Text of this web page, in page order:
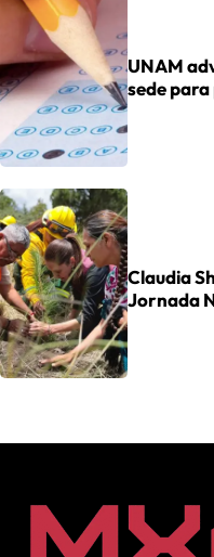
UNAM
sede
Claudia
Jornada